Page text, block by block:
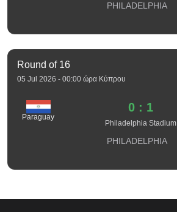
PHILADELPHIA
Round of 16
05 Jul 2026 - 00:00 ώρα Κύπρου
Paraguay
0 : 1
Philadelphia Stadium
PHILADELPHIA